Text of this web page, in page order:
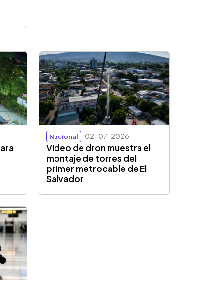
Nacional 02-07-2026
Video de dron muestra el
montaje de torres del
primer metrocable de El
Salvador